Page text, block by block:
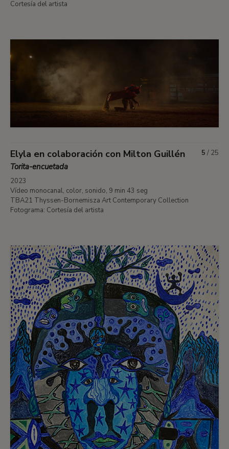
Cortesía del artista
Elyla en colaboración con Milton Guillén
Torita-encuetada
2023
Vídeo monocanal, color, sonido, 9 min 43 seg
TBA21 Thyssen-Bornemisza Art Contemporary Collection
Fotograma: Cortesía del artista
5 / 25